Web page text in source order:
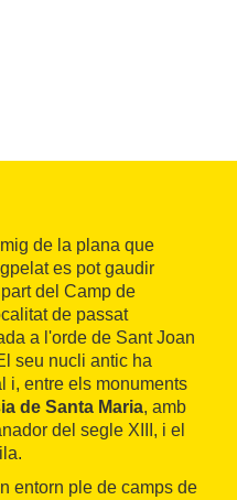
de la plana que
es pot gaudir
del Camp de
de passat
a l'orde de Sant Joan
seu nucli antic ha
i, entre els monuments
de Santa Maria, amb
del segle XIII, i el
entorn ple de camps de